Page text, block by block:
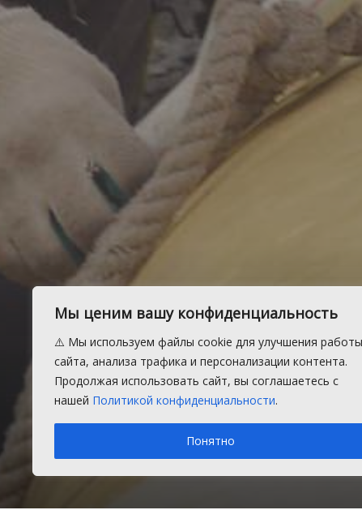
Мы ценим вашу конфиденциальность
⚠️ Мы используем файлы cookie для улучшения работы
сайта, анализа трафика и персонализации контента.
Продолжая использовать сайт, вы соглашаетесь с
нашей Политикой конфиденциальности.
Понятно
В Рощино
Подготовка к новому
Четверг, 11 сентября 2025 г. в рубрике